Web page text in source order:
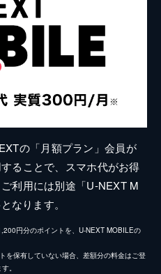
の「月額プラン」会員が
ることで、スマホ代がお得
利用には別途「U-NEXT M
なります。
円分のポイントを、U-NEXT MOBILEの
を保有していない場合、差額分の料金はご登
。